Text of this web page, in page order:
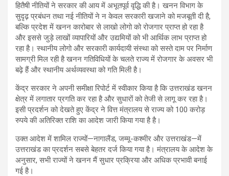
हितैषी नीतियों ने सरकार की आय में अभूतपूर्व वृद्धि की है। खनन विभाग के
सुदृढ़ प्रबंधन तथा नई नीतियों ने न केवल सरकारी खजाने को मजबूती दी है,
बल्कि प्रदेश में खनन कारोबार से लाखो लोगो को रोजगार प्राप्त हो रहा है
और इससे जुड़े लाखों व्यापारियों और उद्यमियों को भी आर्थिक लाभ प्राप्त हो
रहा है। स्थानीय लोगो और सरकारी कार्यदायी संस्था को सस्ते दाम पर निर्माण
सामग्री मिल रही है खनन गतिविधियों के चलते राज्य में रोजगार के अवसर भी
बढ़े हैं और स्थानीय अर्थव्यवस्था को गति मिली है।
केंद्र सरकार ने अपनी समीक्षा रिपोर्ट में स्वीकार किया है कि उत्तराखंड खनन
क्षेत्र में लगातार प्रगति कर रहा है और सुधारों को तेजी से लागू कर रहा है।
इसी प्रदर्शन को देखते हुए केंद्र ने वित्त मंत्रालय से राज्य को 100 करोड़
रुपये की अतिरिक्त राशि का आदेश जारी किया गया है है।
उक्त आदेश में शामिल राज्यों—नागालैंड, जम्मू-कश्मीर और उत्तराखंड—में
उत्तराखंड का प्रदर्शन सबसे बेहतर दर्ज किया गया है। मंत्रालय के आदेश के
अनुसार, सभी राज्यों ने खनन मैं सुधार प्रक्रिया और अधिक प्रभावी बनाई
गई है।